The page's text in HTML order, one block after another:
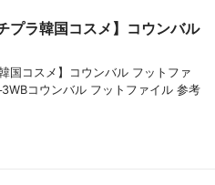
プラ韓国コスメ】コウンバル
国コスメ】コウンバル フットファ
コウンバル フットファイル 参考